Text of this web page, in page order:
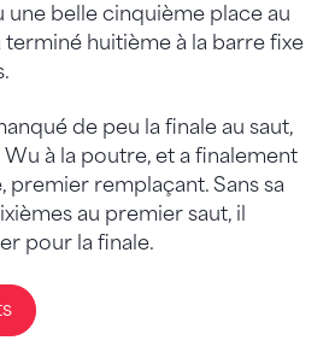
belle cinquième place au
terminé huitième à la barre fixe
de peu la finale au saut,
à la poutre, et a finalement
premier remplaçant. Sans sa
au premier saut, il
pour la finale.